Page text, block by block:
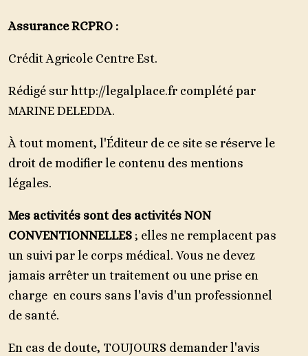
Assurance RCPRO :
Crédit Agricole Centre Est.
Rédigé sur http://legalplace.fr complété par
MARINE DELEDDA.
À tout moment, l'Éditeur de ce site se réserve le
droit de modifier le contenu des mentions
légales.
Mes activités sont des activités NON
CONVENTIONNELLES ; elles ne remplacent pas
un suivi par le corps médical. Vous ne devez
jamais arrêter un traitement ou une prise en
charge en cours sans l'avis d'un professionnel
de santé.
En cas de doute, TOUJOURS demander l'avis